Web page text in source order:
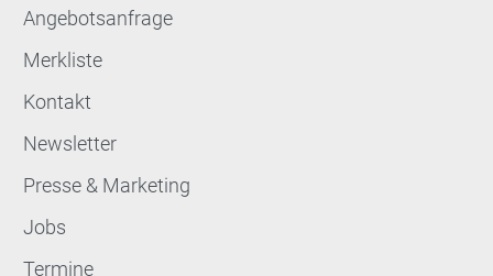
Angebotsanfrage
Merkliste
Kontakt
Newsletter
Presse & Marketing
Jobs
Termine